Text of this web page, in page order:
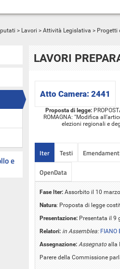
> Lavori > Attività Legislativa > Progetti
e
LAVORI
Atto Camera: 2441
Proposta di legge:
ROMAGNA: "Modifica
elezioni regionali e
Iter Testi
OpenData
Fase Iter: Assorbito il 10
Natura: Proposta di legge
Presentazione: Presentata il 9
Relatori: in Assemblea: FIANO
Assegnazione: Assegnatoalla
Parere della Commissione